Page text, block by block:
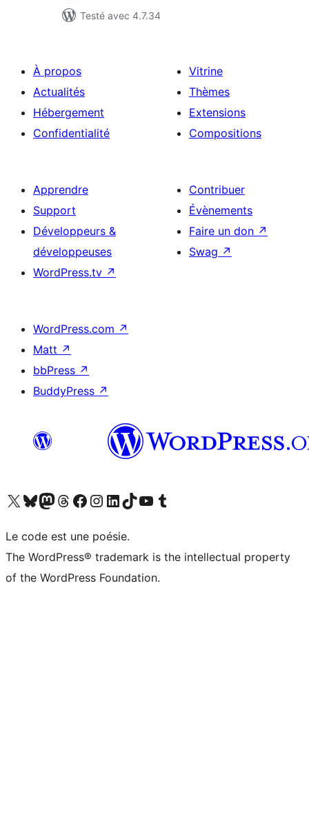
Testé avec 4.7.34
À propos
Actualités
Hébergement
Confidentialité
Vitrine
Thèmes
Extensions
Compositions
Apprendre
Support
Développeurs &
développeuses
WordPress.tv ↗
Contribuer
Évènements
Faire un don ↗
Swag ↗
WordPress.com ↗
Matt ↗
bbPress ↗
BuddyPress ↗
Visitez notre compte X (précédemment Twitter)
Visiter notre compte Bluesky
Visiter notre compte Mastodon
Visiter notre compte Threads
Consulter notre compte Facebook
Consulter notre compte Instagram
Consulter notre compte LinkedIn
Visiter notre compte TokTok
Visiter notre chaîne YouTube
Visiter notre compte Tumblr
Le code est une poésie.
The WordPress® trademark is the intellectual property
of the WordPress Foundation.